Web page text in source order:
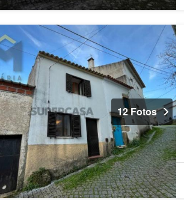
12 Fotos